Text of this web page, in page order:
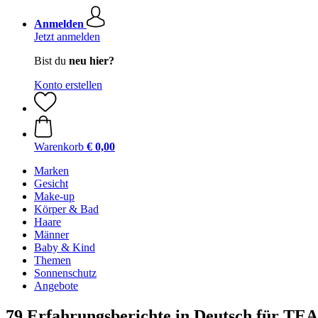
Anmelden
Jetzt anmelden
Bist du neu hier?
Konto erstellen
Warenkorb € 0,00
Marken
Gesicht
Make-up
Körper & Bad
Haare
Männer
Baby & Kind
Themen
Sonnenschutz
Angebote